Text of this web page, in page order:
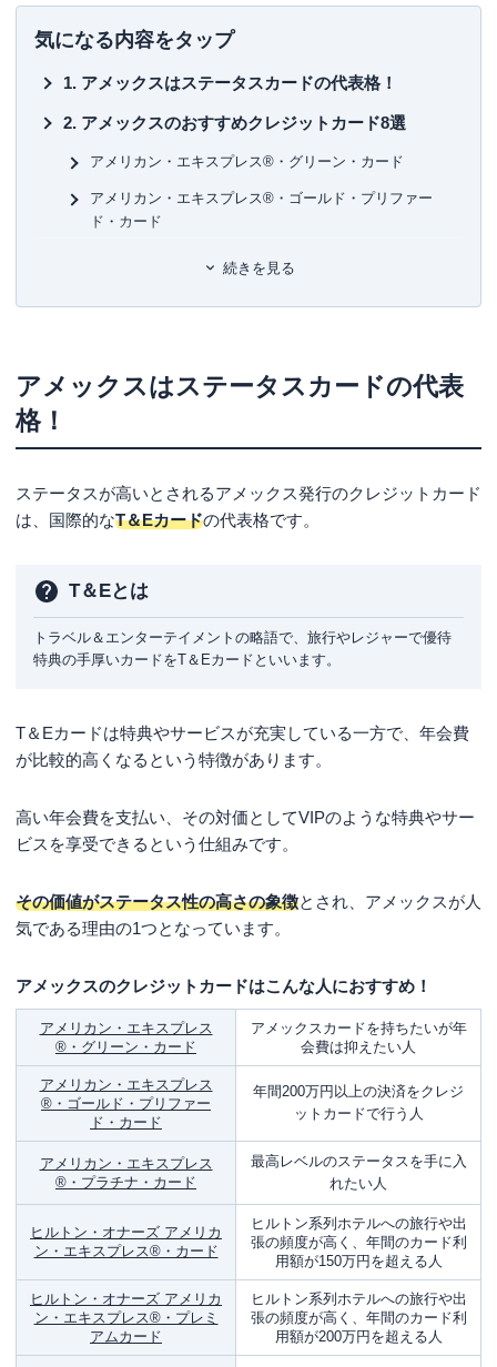
ードの年会費やホテルプログラムの特典
金額換算の難しいコンシェルジュデスク（プラチ
ナ・コンシェルジェ・デスク）の質
ン・ホテル・アンド・リゾートでの16時までの
イトチェックアウト確約
など、同じアメックスブ
ランドのプラチナカードでも
どのアメックスブランドのカードを申し
2006年、ポイント交換案内サービス・ポイ探の開発に携わ
り、2011年3月
代表取締役に就任
掲載されているポイントは約230種類。ポイントやマイルを
中立の立場で語れる数少ない専門家として知られる。
約100枚のクレジットカードを保有、年間約150万円の年会
費を支払っている、まさにクレジットカードの専門家。
一般カードからプラチナカードまで幅広い層のカードを実
しか分からない信用できる情報提供を行っています。所有
されているすべてのカードを月に1度は必ず利用しながら、
【主な著書】
新かんたんポイント&カード生活 (自由国民ムック)
気になる内容をタップ
アメックスはステータスカードの代表格！
アメックスのおすすめクレジットカード8選
アメリカン・エキスプレス®・グリーン・カード
アメリカン・エキスプレス®・ゴールド・プリファー
ド・カード
アメリカン・エキスプレス®・プラチナ・カード
ミアム・カード
Marriott Bonvoyアメリカン・エキスプレス®・プレミア
ANAアメリカン・エキスプレス®・カード
アメリカン・エキスプレス®・センチュリオン・カード
とは？
アメリカン・エキスプレス®・センチュリオン・カード
アメックスカードの選び方
ステータスにこだわるか持ちやすさを重視するかで選ぶ
利用目的・所持目的から選ぶ
アメックスカードを選ぶメリット・デメリット
アメックスカードのデメリット
アメックスの利用可能枠は個別設定
利用可能枠は自動的に引き上がる
続きを見る
アメックスはステータスカードの代表
格！
ステータスが高いとされるアメックス発行のクレジットカード
は、国際的なT＆Eカードの代表格です。
T＆Eとは
トラベル＆エンターテイメントの略語で、旅行やレジャーで優待
特典の手厚いカードをT＆Eカードといいます。
T＆Eカードは特典やサービスが充実している一方で、年会費
が比較的高くなるという特徴があります。
高い年会費を支払い、その対価としてVIPのような特典やサー
ビスを享受できるという仕組みです。
その価値がステータス性の高さの象徴とされ、アメックスが人
気である理由の1つとなっています。
アメリカン・エキスプレス
®・グリーン・カード
アメックスカードを持ちたいが年
会費は抑えたい人
アメリカン・エキスプレス
®・ゴールド・プリファー
ド・カード
年間200万円以上の決済をクレジ
ットカードで行う人
アメリカン・エキスプレス
®・プラチナ・カード
最高レベルのステータスを手に入
れたい人
ヒルトン・オナーズ アメリカ
ン・エキスプレス®・カード
ヒルトン系列ホテルへの旅行や出
張の頻度が高く、年間のカード利
用額が150万円を超える人
ヒルトン・オナーズ アメリカ
ン・エキスプレス®・プレミ
アムカード
ヒルトン系列ホテルへの旅行や出
張の頻度が高く、年間のカード利
用額が200万円を超える人
アメックスのクレジットカードはこんな人におすすめ！